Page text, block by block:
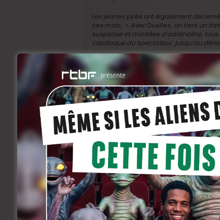
Les jeunes jurés ont également
ces mots : « Avec Duelles, on tient un
suspense et montées d’adrénaline,
cardiaque du spectateur, jusqu’au
Ravis, bien que les circonstances les
le lauréat et ses deux actrices
participants : «
Le Prix des lycéens du
car il nous met en rapport direct avec le
Anne Coesens et moi-même sommes
Un merci tout particulier aux
avec bienveillance et intérêt: leur
le film, le cinéma, la vie en général.
sont les prix qui se révèlent éducatifs
Les quatre autres films de la sélection
du classement dans plusieurs écoles.
destiné à valoriser ses qualités,
InSyriated, de Philippe Van Leeuw,